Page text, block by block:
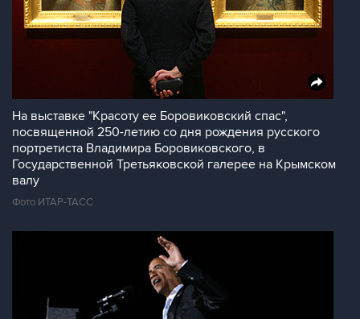
На выставке "Красоту ее Боровиковский спас",
посвященной 250-летию со дня рождения русского
портретиста Владимира Боровиковского, в
Государственной Третьяковской галерее на Крымском
валу
Фото ИТАР-ТАСС